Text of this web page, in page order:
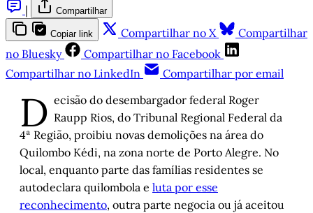
|
Compartilhar
Copiar link Compartilhar no X
Compartilhar
no Bluesky
Compartilhar no Facebook
Compartilhar no LinkedIn
Compartilhar por email
D ecisão do desembargador federal Roger
Raupp Rios, do Tribunal Regional Federal da
4ª Região, proibiu novas demolições na área do
Quilombo Kédi, na zona norte de Porto Alegre. No
local, enquanto parte das famílias residentes se
autodeclara quilombola e luta por esse
reconhecimento, outra parte negocia ou já aceitou